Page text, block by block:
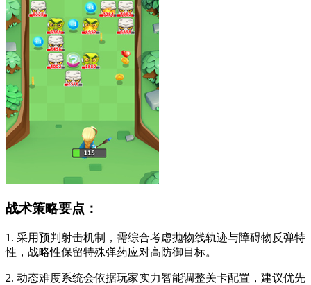
战术策略要点：
1. 采用预判射击机制，需综合考虑抛物线轨迹与障碍物反弹特
性，战略性保留特殊弹药应对高防御目标。
2. 动态难度系统会依据玩家实力智能调整关卡配置，建议优先